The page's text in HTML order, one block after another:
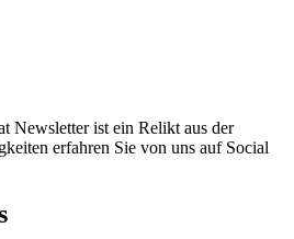
Newsletter ist ein Relikt aus der
erfahren Sie von uns auf Social